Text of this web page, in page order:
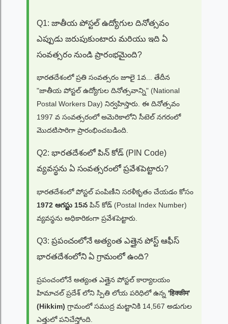
Q1: జాతీయ పోస్టల్ ఉద్యోగుల దినోత్సవం
ఎప్పుడు జరుపుకుంటారు మరియు ఇది ఏ
సంవత్సరం నుండి ప్రారంభమైంది?
భారతదేశంలో ప్రతి సంవత్సరం జూలై 1వ... తేదీన
"జాతీయ పోస్టల్ ఉద్యోగుల దినోత్సవాన్ని" (National
Postal Workers Day) నిర్వహిస్తారు. ఈ దినోత్సవం
1997 వ సంవత్సరంలో అమెరికాలోని సీటెల్ నగరంలో
మొదటిసారిగా ప్రారంభించబడింది.
Q2: భారతదేశంలో పిన్ కోడ్ (PIN Code)
వ్యవస్థను ఏ సంవత్సరంలో ప్రవేశపెట్టారు?
భారతదేశంలో పోస్టల్ పంపిణీని సరళీకృతం చేయడం కోసం
1972 ఆగస్టు 15న పిన్ కోడ్ (Postal Index Number)
వ్యవస్థను అధికారికంగా ప్రవేశపెట్టారు.
Q3: ప్రపంచంలోనే అత్యంత ఎత్తైన పోస్ట్ ఆఫీస్
భారతదేశంలోని ఏ గ్రామంలో ఉంది?
ప్రపంచంలోనే అత్యంత ఎత్తైన పోస్టల్ కార్యాలయం
హిమాచల్ ప్రదేశ్ లోని స్పితి లోయ పరిధిలో ఉన్న 'हिक्कीम'
(Hikkim) గ్రామంలో సముద్ర మట్టానికి 14,567 అడుగుల
ఎత్తులో పనిచేస్తోంది.